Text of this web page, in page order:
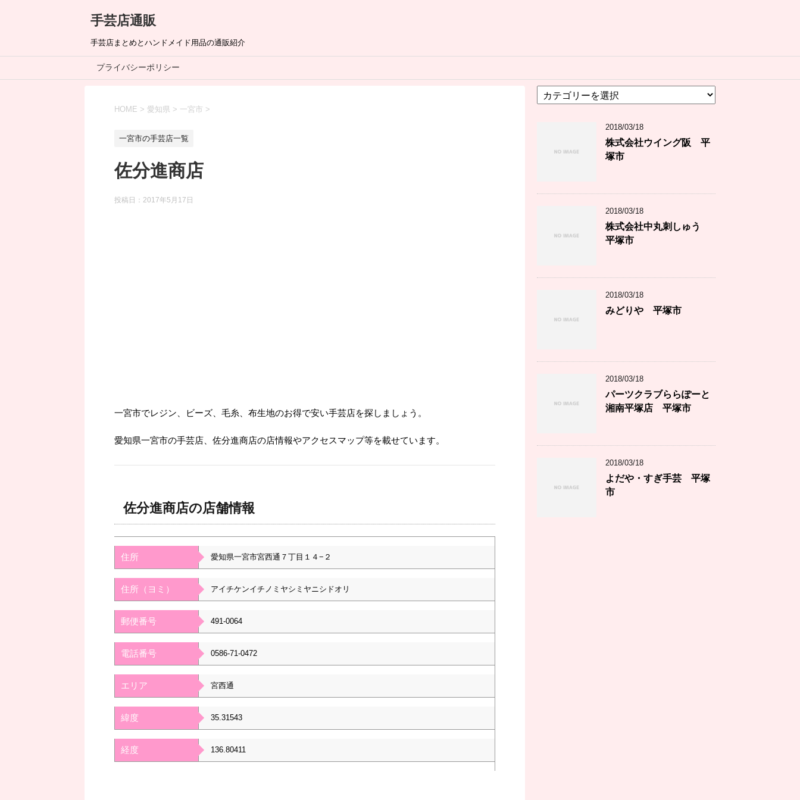
手芸店通販
手芸店まとめとハンドメイド用品の通販紹介
プライバシーポリシー
HOME > 愛知県 > 一宮市 >
一宮市の手芸店一覧
佐分進商店
投稿日： 2017年5月17日
一宮市でレジン、ビーズ、毛糸、布生地のお得で安い手芸店を探しましょう。
愛知県一宮市の手芸店、佐分進商店の店情報やアクセスマップ等を載せています。
佐分進商店の店舗情報
住所 愛知県一宮市宮西通７丁目１４−２
住所（ヨミ） アイチケンイチノミヤシミヤニシドオリ
郵便番号 491-0064
電話番号 0586-71-0472
エリア 宮西通
緯度 35.31543
経度 136.80411
テ
2018/03/18
株式会社ウイング阪 平
塚市
2018/03/18
株式会社中丸刺しゅう
平塚市
2018/03/18
みどりや 平塚市
2018/03/18
パーツクラブららぽーと
湘南平塚店 平塚市
2018/03/18
よだや・すぎ手芸 平塚
市